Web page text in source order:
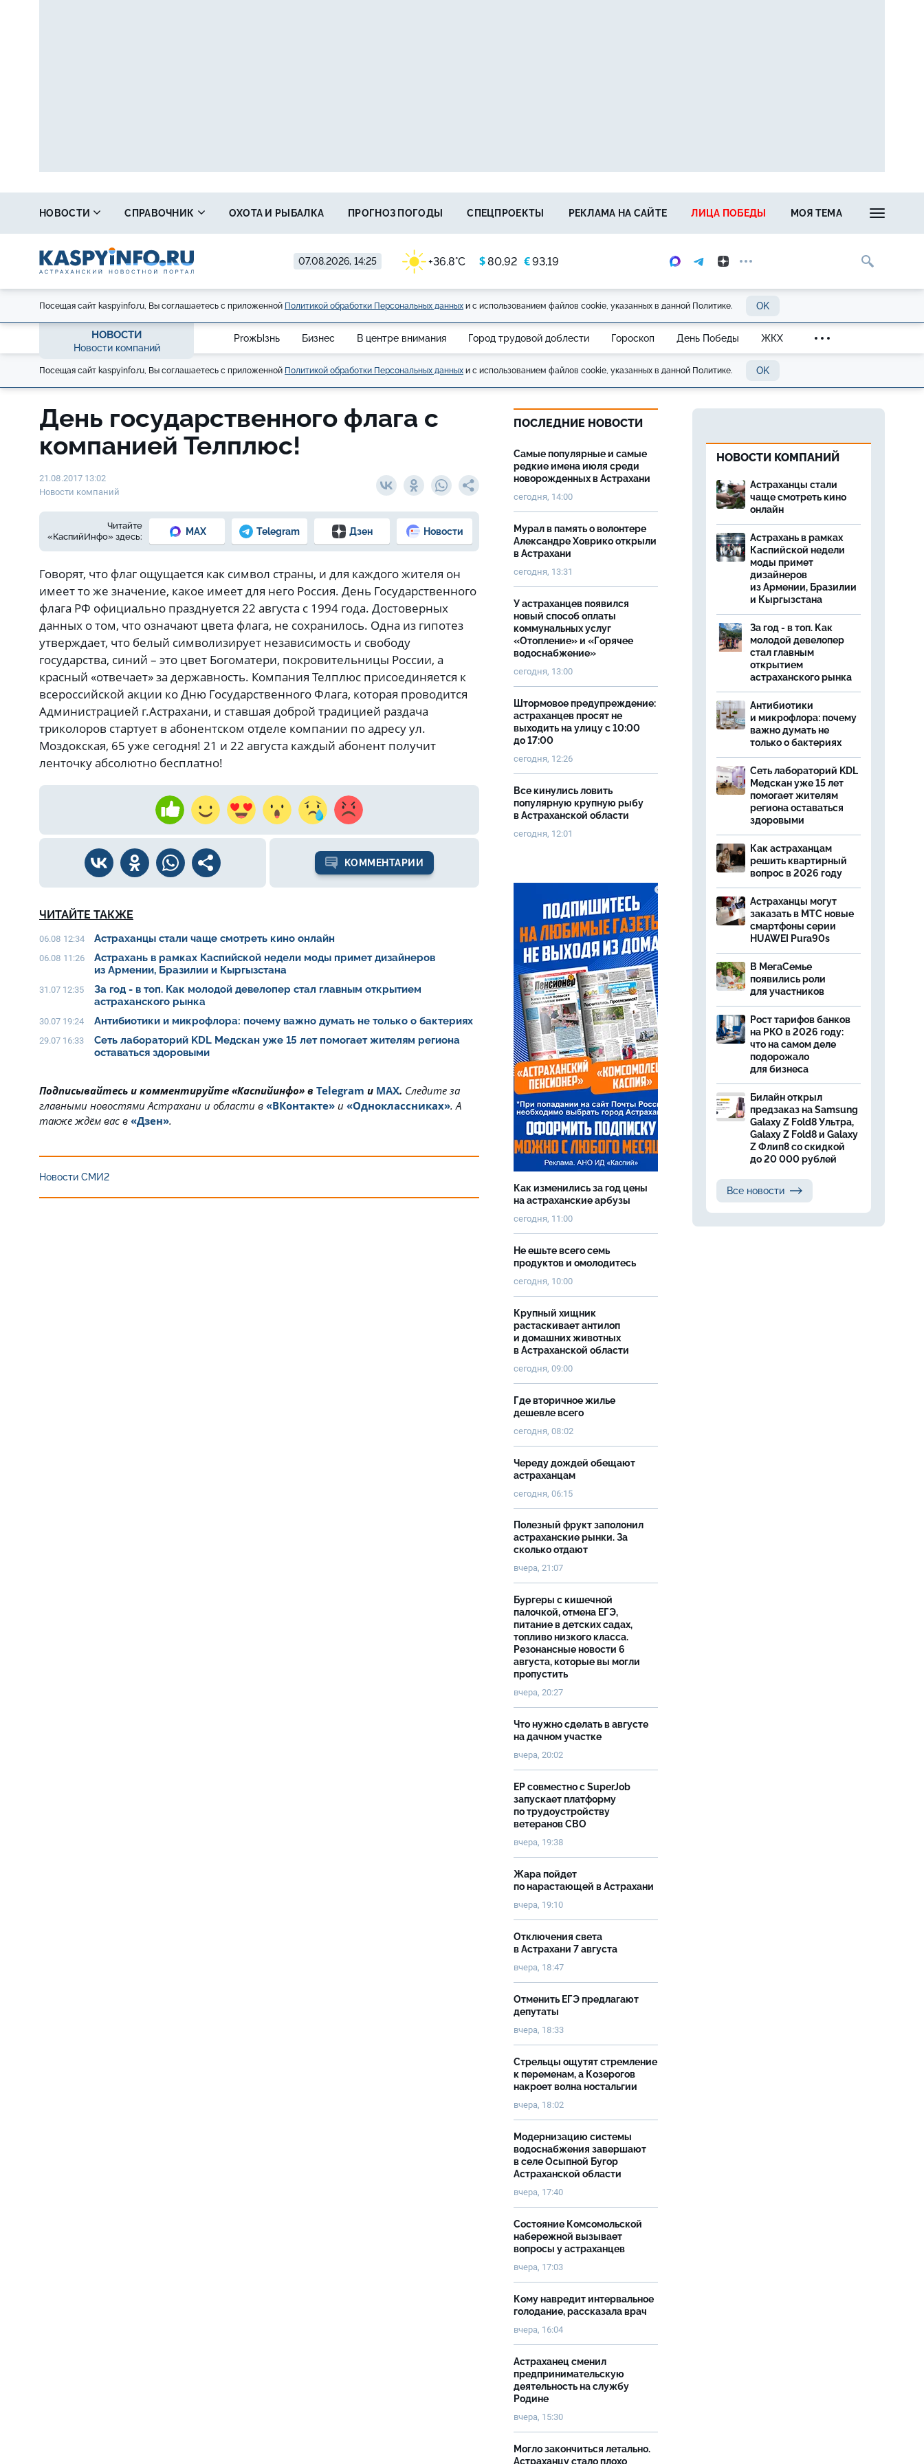
07.08.2026, 14:25 +36.8°C $80,92 €93,19
НОВОСТИ СПРАВОЧНИК ОХОТА И РЫБАЛКА ПРОГНОЗ ПОГОДЫ СПЕЦПРОЕКТЫ РЕКЛАМА НА САЙТЕ ЛИЦА ПОБЕДЫ МОЯ ТЕМА
Посещая сайт kaspyinfo.ru, Вы соглашаетесь с приложенной Политикой обработки Персональных данных и с использованием файлов cookie, указанных в данной Политике. OK
НОВОСТИ
Новости компаний
ProжЫзнь Бизнес В центре внимания Город трудовой доблести Гороскоп День Победы ЖКХ
Посещая сайт kaspyinfo.ru, Вы соглашаетесь с приложенной Политикой обработки Персональных данных и с использованием файлов cookie, указанных в данной Политике. OK
День государственного флага с
компанией Телплюс!
21.08.2017 13:02
Новости компаний
Читайте
«КаспийИнфо» здесь:
MAX Telegram Дзен Новости
Говорят, что флаг ощущается как символ страны, и для каждого жителя он
имеет то же значение, какое имеет для него Россия. День Государственного
флага РФ официально празднуется 22 августа с 1994 года. Достоверных
данных о том, что означают цвета флага, не сохранилось. Одна из гипотез
утверждает, что белый символизирует независимость и свободу
государства, синий – это цвет Богоматери, покровительницы России, а
красный «отвечает» за державность. Компания Телплюс присоединяется к
всероссийской акции ко Дню Государственного Флага, которая проводится
Администрацией г.Астрахани, и ставшая доброй традицией раздача
триколоров стартует в абонентском отделе компании по адресу ул.
Моздокская, 65 уже сегодня! 21 и 22 августа каждый абонент получит
ленточку абсолютно бесплатно!
КОММЕНТАРИИ
ЧИТАЙТЕ ТАКЖЕ
06.08 12:34 Астраханцы стали чаще смотреть кино онлайн
06.08 11:26
Астрахань в рамках Каспийской недели моды примет дизайнеров
из Армении, Бразилии и Кыргызстана
31.07 12:35
За год - в топ. Как молодой девелопер стал главным открытием
астраханского рынка
30.07 19:24 Антибиотики и микрофлора: почему важно думать не только о бактериях
29.07 16:33
Сеть лабораторий KDL Медскан уже 15 лет помогает жителям региона
оставаться здоровыми
Подписывайтесь и комментируйте «Каспийинфо» в Telegram и MAX. Cледите за
главными новостями Астрахани и области в «ВКонтакте» и «Одноклассниках». А
также ждём вас в «Дзен».
Новости СМИ2
ПОСЛЕДНИЕ НОВОСТИ
Самые популярные и самые
редкие имена июля среди
новорожденных в Астрахани
сегодня, 14:00
Мурал в память о волонтере
Александре Ховрико открыли
в Астрахани
сегодня, 13:31
У астраханцев появился
новый способ оплаты
коммунальных услуг
«Отопление» и «Горячее
водоснабжение»
сегодня, 13:00
Штормовое предупреждение:
астраханцев просят не
выходить на улицу с 10:00
до 17:00
сегодня, 12:26
Все кинулись ловить
популярную крупную рыбу
в Астраханской области
сегодня, 12:01
Как изменились за год цены
на астраханские арбузы
сегодня, 11:00
Не ешьте всего семь
продуктов и омолодитесь
сегодня, 10:00
Крупный хищник
растаскивает антилоп
и домашних животных
в Астраханской области
сегодня, 09:00
Где вторичное жилье
дешевле всего
сегодня, 08:02
Череду дождей обещают
астраханцам
сегодня, 06:15
Полезный фрукт заполонил
астраханские рынки. За
сколько отдают
вчера, 21:07
Бургеры с кишечной
палочкой, отмена ЕГЭ,
питание в детских садах,
топливо низкого класса.
Резонансные новости 6
августа, которые вы могли
пропустить
вчера, 20:27
Что нужно сделать в августе
на дачном участке
вчера, 20:02
ЕР совместно с SuperJob
запускает платформу
по трудоустройству
ветеранов СВО
вчера, 19:38
Жара пойдет
по нарастающей в Астрахани
вчера, 19:10
Отключения света
в Астрахани 7 августа
вчера, 18:47
Отменить ЕГЭ предлагают
депутаты
вчера, 18:33
Стрельцы ощутят стремление
к переменам, а Козерогов
накроет волна ностальгии
вчера, 18:02
Модернизацию системы
водоснабжения завершают
в селе Осыпной Бугор
Астраханской области
вчера, 17:40
Состояние Комсомольской
набережной вызывает
вопросы у астраханцев
вчера, 17:03
Кому навредит интервальное
голодание, рассказала врач
вчера, 16:04
Астраханец сменил
предпринимательскую
деятельность на службу
Родине
вчера, 15:30
Могло закончиться летально.
Астраханцу стало плохо
НОВОСТИ КОМПАНИЙ
Астраханцы стали
чаще смотреть кино
онлайн
Астрахань в рамках
Каспийской недели
моды примет
дизайнеров
из Армении, Бразилии
и Кыргызстана
За год - в топ. Как
молодой девелопер
стал главным
открытием
астраханского рынка
Антибиотики
и микрофлора: почему
важно думать не
только о бактериях
Сеть лабораторий KDL
Медскан уже 15 лет
помогает жителям
региона оставаться
здоровыми
Как астраханцам
решить квартирный
вопрос в 2026 году
Астраханцы могут
заказать в МТС новые
смартфоны серии
HUAWEI Pura90s
В МегаСемье
появились роли
для участников
Рост тарифов банков
на РКО в 2026 году:
что на самом деле
подорожало
для бизнеса
Билайн открыл
предзаказ на Samsung
Galaxy Z Fold8 Ультра,
Galaxy Z Fold8 и Galaxy
Z Флип8 со скидкой
до 20 000 рублей
Все новости